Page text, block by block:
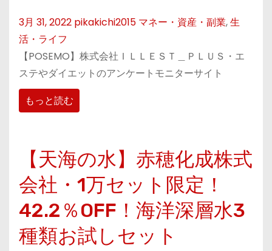
3月 31, 2022 pikakichi2015 マネー・資産・副業,生
活・ライフ
【POSEMO】株式会社ＩＬＬＥＳＴ＿ＰＬＵＳ・エ
ステやダイエットのアンケートモニターサイト
もっと読む
【天海の水】赤穂化成株式
会社・1万セット限定！
42.2％OFF！海洋深層水3
種類お試しセット